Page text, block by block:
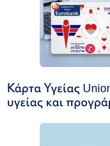
Κάρτα Υγείας
υγείας και